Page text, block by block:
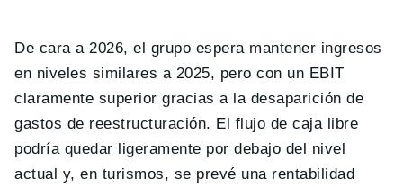
De cara a 2026, el grupo espera mantener ingresos
en niveles similares a 2025, pero con un EBIT
claramente superior gracias a la desaparición de
gastos de reestructuración. El flujo de caja libre
podría quedar ligeramente por debajo del nivel
actual y, en turismos, se prevé una rentabilidad